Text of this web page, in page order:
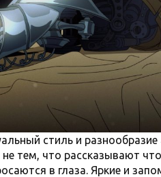
стиль и
тем, что рассказывают
в глаза. Яркие и